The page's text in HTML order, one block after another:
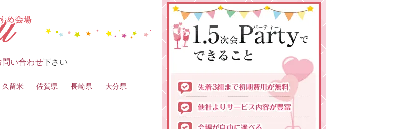
問い合わせ下さい
久留米 佐賀県 長崎県
大分県